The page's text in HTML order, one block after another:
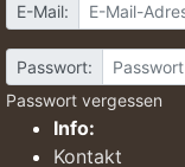
E-Mail:
Passwort:
Passwort vergessen
Info:
Kontakt